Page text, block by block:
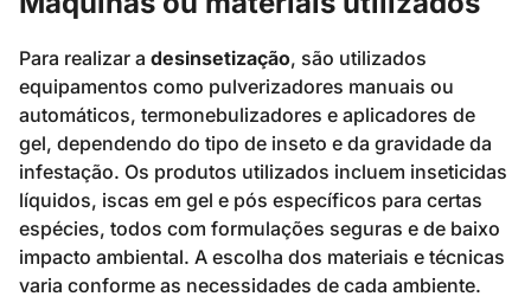
Para realizar a desinsetização, são utilizados
equipamentos como pulverizadores manuais ou
automáticos, termonebulizadores e aplicadores de
gel, dependendo do tipo de inseto e da gravidade da
infestação. Os produtos utilizados incluem inseticidas
líquidos, iscas em gel e pós específicos para certas
espécies, todos com formulações seguras e de baixo
impacto ambiental. A escolha dos materiais e técnicas
varia conforme as necessidades de cada ambiente.